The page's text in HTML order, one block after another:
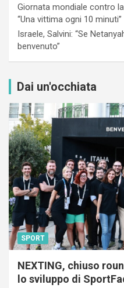
Giornata mondiale contro
“Una vittima ogni 10 minuti”
Israele, Salvini: “Se
benvenuto”
Dai un'occhiata
SPORT
NEXTING, chiuso
lo sviluppo di